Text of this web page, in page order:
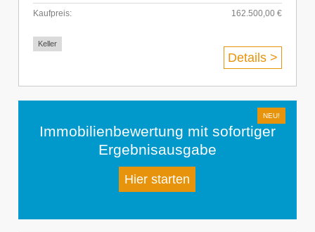
Kaufpreis: 162.500,00 €
Keller
Details >
Immobilienbewertung mit sofortiger
Ergebnisausgabe
Hier starten